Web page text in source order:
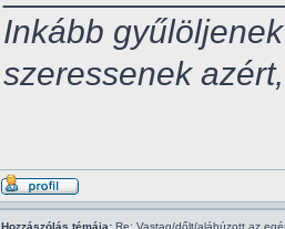
Inkább
szeressenek
Hozzászólás témája: Re: Vastag/dőlt/aláhúzott az